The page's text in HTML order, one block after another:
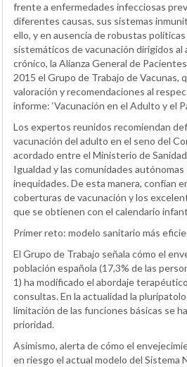
frente a enfermedades infecciosas
diferentes causas, sus sistemas
ello, y en ausencia de robustas
sistemáticos de vacunación dirigidos al
crónico, la Alianza General de
2015 el Grupo de Trabajo de Vacunas,
valoración y recomendaciones al
informe: ‘Vacunación en el Adulto y el
Los expertos reunidos recomiendan
vacunación del adulto en el seno del
acordado entre el Ministerio de
Igualdad y las comunidades
inequidades. De esta manera, confían
coberturas de vacunación y los
que se obtienen con el calendario
Primer reto: modelo sanitario más
El Grupo de Trabajo señala cómo el
población española (17,3% de las
1) ha modificado el abordaje
consultas. En la actualidad la
limitación de las funciones básicas se
prioridad.
Asimismo, alerta de cómo el
en riesgo el actual modelo del Sistema